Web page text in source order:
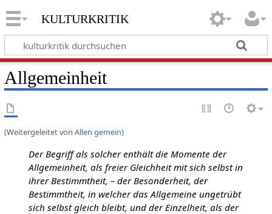
kulturkritik
Allgemeinheit
(Weitergeleitet von Allen gemein)
Der Begriff als solcher enthält die Momente der
Allgemeinheit, als freier Gleichheit mit sich selbst in
ihrer Bestimmtheit, – der Besonderheit, der
Bestimmtheit, in welcher das Allgemeine ungetrübt
sich selbst gleich bleibt, und der Einzelheit, als der